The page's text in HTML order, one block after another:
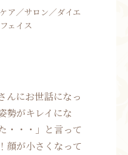
ア／サロン／ダイエ
ェイス
んにお世話になっ
勢がキレイにな
・・・」と言って
顔が小さくなって